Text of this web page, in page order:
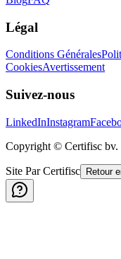
Légal
Conditions Générales
CookiesAvertissement
Suivez-nous
LinkedInInstagram
Copyright © Certifisc bv.
Site Par Certifisc Retour